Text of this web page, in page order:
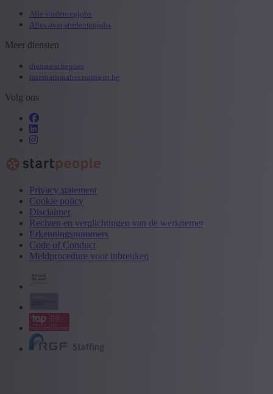
Alle studentenjobs
Alles over studentenjobs
Meer diensten
dienstencheques
internationalrecruitment.be
Volg ons
Privacy statement
Cookie policy
Disclaimer
Rechten en verplichtingen van de werknemer
Erkenningsnummers
Code of Conduct
Meldprocedure voor inbreuken